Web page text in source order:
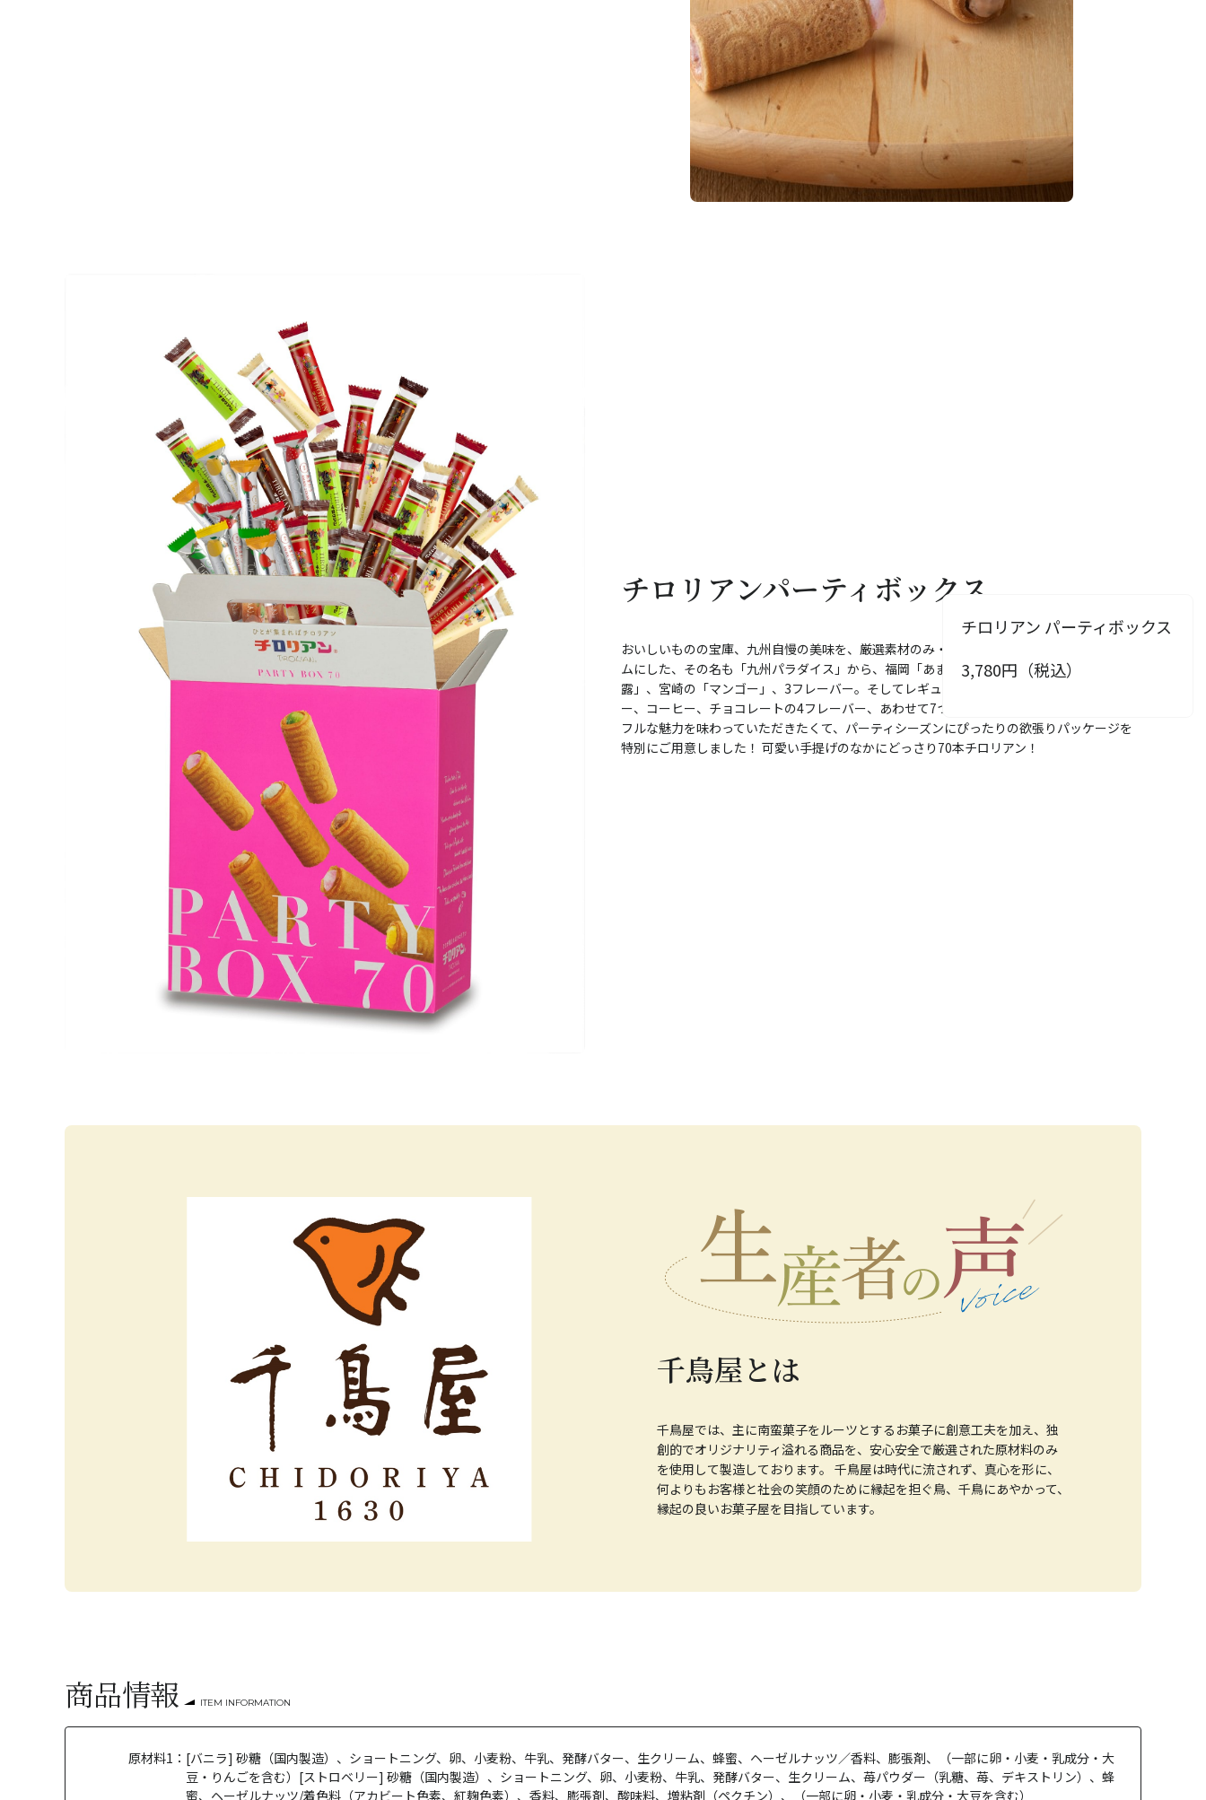
チロリアン パーティボックス
3,780円（税込）
チロリアンパーティボックス
おいしいものの宝庫、九州自慢の美味を、厳選素材のみ・混ぜものなしの直球勝負でクリー
ムにした、その名も「九州パラダイス」から、福岡「あまおう苺」、八女・星野の「玉
露」、宮崎の「マンゴー」、3フレーバー。そしてレギュラー商品、バニラ、ストロベリ
ー、コーヒー、チョコレートの4フレーバー、あわせて7つの味を楽しめるチロリアンのカラ
フルな魅力を味わっていただきたくて、パーティシーズンにぴったりの欲張りパッケージを
特別にご用意しました！ 可愛い手提げのなかにどっさり70本チロリアン！
千鳥屋とは
千鳥屋では、主に南蛮菓子をルーツとするお菓子に創意工夫を加え、独
創的でオリジナリティ溢れる商品を、安心安全で厳選された原材料のみ
を使用して製造しております。 千鳥屋は時代に流されず、真心を形に、
何よりもお客様と社会の笑顔のために縁起を担ぐ鳥、千鳥にあやかって、
縁起の良いお菓子屋を目指しています。
商品情報 ITEM INFORMATION
原材料1： [バニラ] 砂糖（国内製造）、ショートニング、卵、小麦粉、牛乳、発酵バター、生クリーム、蜂蜜、ヘーゼルナッツ／香料、膨張剤、（一部に卵・小麦・乳成分・大
豆・りんごを含む）[ストロベリー] 砂糖（国内製造）、ショートニング、卵、小麦粉、牛乳、発酵バター、生クリーム、苺パウダー（乳糖、苺、デキストリン）、蜂
蜜、ヘーゼルナッツ/着色料（アカビート色素、紅麹色素）、香料、膨張剤、酸味料、増粘剤（ペクチン）、（一部に卵・小麦・乳成分・大豆を含む）